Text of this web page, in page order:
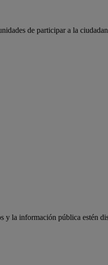
de participar a la
la información pública estén